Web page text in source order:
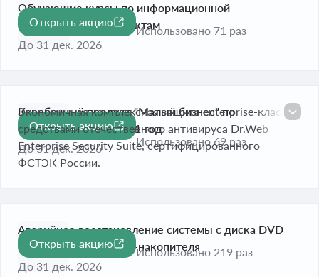
Обучающие курсы по информационной
безопасности и продуктам
До 31 дек. 2026
Открыть акцию
Использовано 71 раз
Коробочный продукт "Малый бизнес" по
оптимальной цене на 1 год
До 31 дек. 2026
Экономичная комплексная защита enterprise-класса
средствами отечественного антивируса Dr.Web
Enterprise Security Suite, сертифицированного
ФСТЭК России.
Открыть акцию
Использовано 69 раз
Аварийное восстановление системы с диска DVD
или загрузочного USB-накопителя
До 31 дек. 2026
Открыть акцию
Использовано 219 раз